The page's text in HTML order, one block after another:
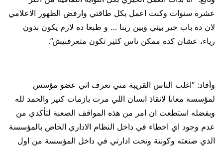
عشره سنوات وكنت اعمل بكل طاقتي وارفض الظهور الاعلامي
لان دة باب خير بيني وبين ربنا … و طبعا ده لازم يكون بدون
رياء، عشان كده ممكن ناس كثير تكون متعرفنيش”.
وأفاد: “اغلب الناس القريبة مني تعرف اني عضو مؤسس
لمؤسسة معانا لانقاذ انسان اللي مرت بازمات كتير والحمد لله
وبفضله استطعت ان امر من هذه المواقف الصعبة لتأكدي من
عدم وجود اي اخطاء في داخل النظام الاداري الخاص بالمؤسسة
الذي صنعته وكونتة وتحت ادارتي في داخل المؤسسة من اول